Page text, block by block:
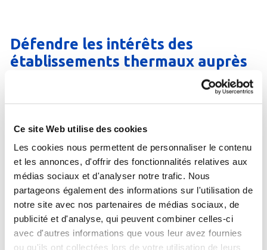
Ce site Web utilise des cookies
Les cookies nous permettent de personnaliser le contenu
et les annonces, d'offrir des fonctionnalités relatives aux
médias sociaux et d'analyser notre trafic. Nous
partageons également des informations sur l'utilisation de
notre site avec nos partenaires de médias sociaux, de
publicité et d'analyse, qui peuvent combiner celles-ci
avec d'autres informations que vous leur avez fournies
ou qu'ils ont collectées lors de votre utilisation de leurs
Défendre les intérêts des
établissements thermaux auprès
des différentes instances de l’Etat
Si l’allopathie a permis, depuis la fin du XIXe siècle,
d’extraordinaires progrès médicaux, elle a également
donné à la pharmacopée une place de plus en plus
prépondérante, au risque d’une surconsommation de
médicaments. Autant pour des raisons économiques que
pour une plus grande efficacité thérapeutique, d’autres
approches thérapeutiques plus holistiques sont
nécessaires. Au delà de son efficacité, la médecine
thermale redonne toute sa place à l’interaction
thérapeutique, recentrant la relation entre le médecin et